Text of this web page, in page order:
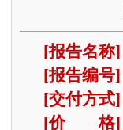
[报告名称
[报告编号]
[交付方式
[价 格]：